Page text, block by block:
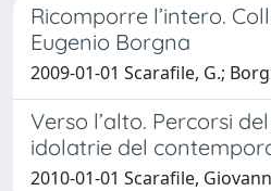
Ricomporre l’intero.
Eugenio Borgna
2009-01-01 Scarafile, G.;
Verso l’alto. Percorsi
idolatrie del
2010-01-01 Scarafile,